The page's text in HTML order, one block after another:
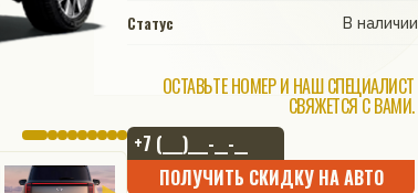
Статус В наличии
ОСТАВЬТЕ НОМЕР И НАШ СПЕЦИАЛИСТ
СВЯЖЕТСЯ С ВАМИ.
ПОЛУЧИТЬ СКИДКУ НА АВТО